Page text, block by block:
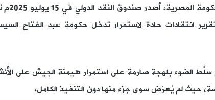
بعد
دولار. وجَّه التقرير انتقادات حادة لاستمرار تدخل حكومة عبد
سلَّط الضوء بلهجة صارمة على استمرار هيمنة الجيش على
حيث لم يُعرَض سوى جزء منها دون التنفيذ الكامل.